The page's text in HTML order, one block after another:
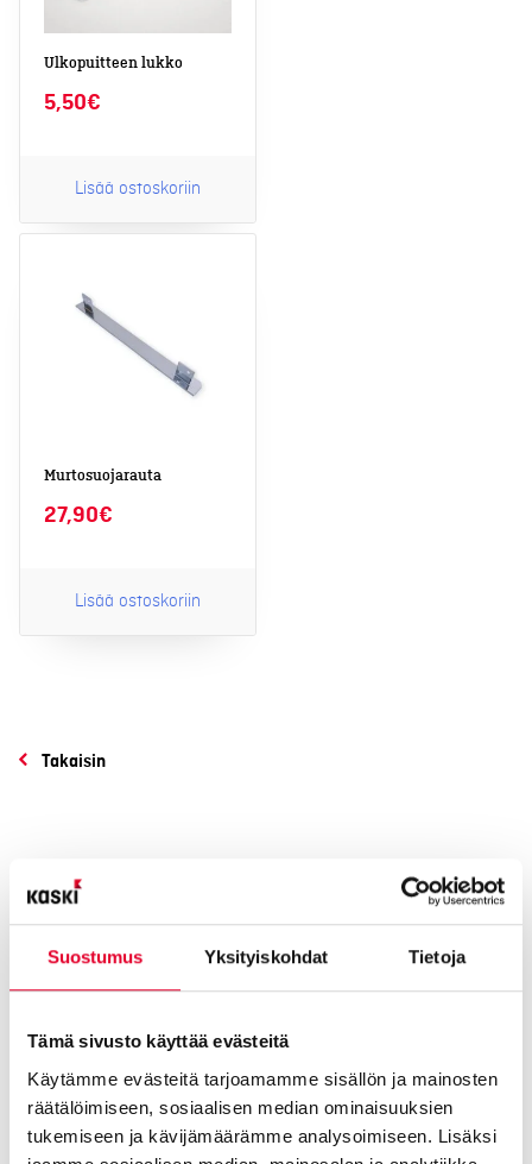
Suostumus Yksityiskohdat Tietoja
Tämä sivusto käyttää evästeitä
Käytämme evästeitä tarjoamamme sisällön ja mainosten
räätälöimiseen, sosiaalisen median ominaisuuksien
tukemiseen ja kävijämäärämme analysoimiseen. Lisäksi
Ulkopuitteen lukko
5,50€
Lisää ostoskoriin
Murtosuojarauta
27,90€
Lisää ostoskoriin
Takaisin